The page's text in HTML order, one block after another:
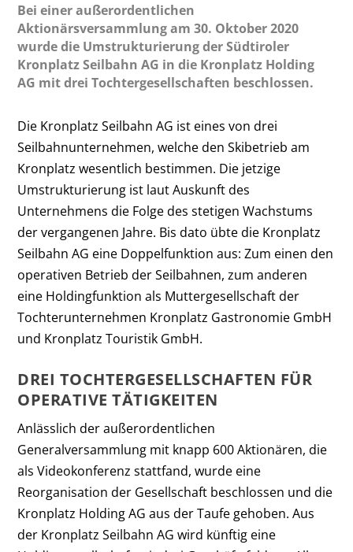
Bei einer außerordentlichen
Aktionärsversammlung am 30. Oktober 2020
wurde die Umstrukturierung der Südtiroler
Kronplatz Seilbahn AG in die Kronplatz Holding
AG mit drei Tochtergesellschaften beschlossen.
Die Kronplatz Seilbahn AG ist eines von drei
Seilbahnunternehmen, welche den Skibetrieb am
Kronplatz wesentlich bestimmen. Die jetzige
Umstrukturierung ist laut Auskunft des
Unternehmens die Folge des stetigen Wachstums
der vergangenen Jahre. Bis dato übte die Kronplatz
Seilbahn AG eine Doppelfunktion aus: Zum einen den
operativen Betrieb der Seilbahnen, zum anderen
eine Holdingfunktion als Muttergesellschaft der
Tochterunternehmen Kronplatz Gastronomie GmbH
und Kronplatz Touristik GmbH.
DREI TOCHTERGESELLSCHAFTEN FÜR
OPERATIVE TÄTIGKEITEN
Anlässlich der außerordentlichen
Generalversammlung mit knapp 600 Aktionären, die
als Videokonferenz stattfand, wurde eine
Reorganisation der Gesellschaft beschlossen und die
Kronplatz Holding AG aus der Taufe gehoben. Aus
der Kronplatz Seilbahn AG wird künftig eine